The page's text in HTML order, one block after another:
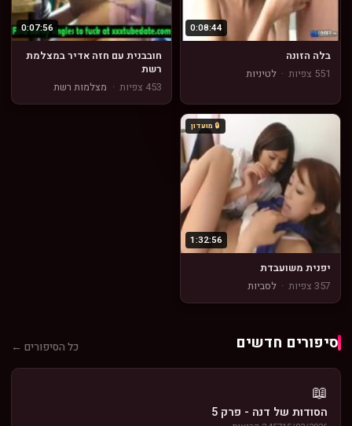
0:08:44
בלה הזונה
551 צפיות
· לטיניות
0:07:56
חובבנית עם חזה אדיר במצלמת
רשת
453 צפיות
· מצלמות רשת
🔒 מועדון
1:32:56
יפנית משועבדת
357 צפיות
· לסביות
סיפורים חדשים כל הסיפורים ←
📖
הסודות של דנה - פרק 5